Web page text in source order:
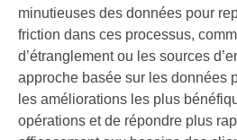
minutieuses des données pour
friction dans ces processus,
d’étranglement ou les sources
approche basée sur les données
les améliorations les plus
opérations et de répondre plus